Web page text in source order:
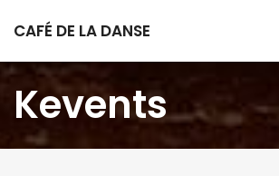
CAFÉ DE LA DANSE
Kevents